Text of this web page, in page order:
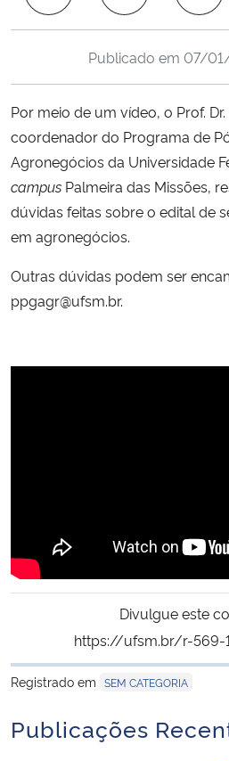
Ministério de Minas e Energia
Ministério da Ciência, Tecnologia,
Ministério do Meio Ambiente
Ministério do Desenvolvimento Regional
Controladoria-Geral da União
Ministério da Mulher, da Família e dos
Planalto
Publicado em 07/
Por meio de um vídeo, o Prof.
coordenador do Programa de
Agronegócios da Universidade
campus Palmeira das Missões,
dúvidas feitas sobre o edital de
em agronegócios.
Outras dúvidas podem ser
ppgagr@ufsm.br.
Divulgue este
https://ufsm.br/r-569-
Registrado em SEM CATEGORIA
Publicações